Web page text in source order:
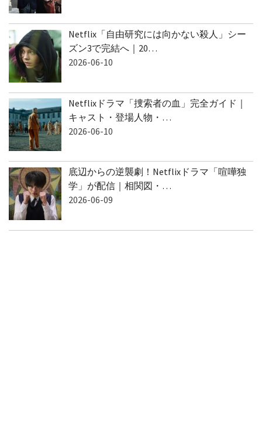
Netflix「自由研究には向かない殺人」シー
ズン3で完結へ｜20…
2026-06-10
Netflixドラマ「捜索者の血」完全ガイド｜
キャスト・登場人物・…
2026-06-10
底辺からの逆襲劇！Netflixドラマ「喧嘩独
学」が配信｜相関図・…
2026-06-09